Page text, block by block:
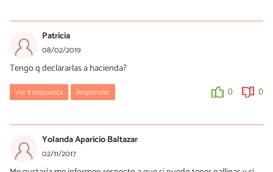
20/02/2019
Hola Manuel, si tu intención es explotar a las gallinas para sacar
rendimiento de ellas deberías consultar con un abogado
especializado en derecho inmobiliario. Nosotros no podemos
Patricia
08/02/2019
Tengo q declararlas a hacienda?
Ver1respuesta Responder 0 0
11/02/2019
Hola Patricia, si se trata de animales domésticos no debes
declarar su compra a hacienda, no obstante, lo más probable es
Yolanda Aparicio Baltazar
02/11/2017